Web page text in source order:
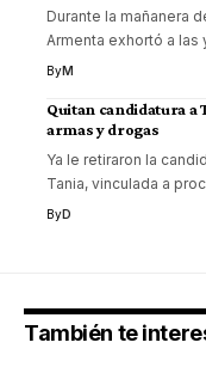
Durante la mañanera
Armenta exhortó a las
ByM
Quitan candidatura a
armas y drogas
Ya le retiraron la
Tania, vinculada a
ByD
También te